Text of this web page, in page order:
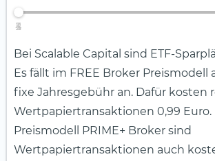
1
2
3
4
5
Bei Scalable Capital sind ETF-
Es fällt im FREE Broker Preismodell
fixe Jahresgebühr an. Dafür kosten
Wertpapiertransaktionen 0,99 Euro.
Preismodell PRIME+ Broker sind
Wertpapiertransaktionen auch